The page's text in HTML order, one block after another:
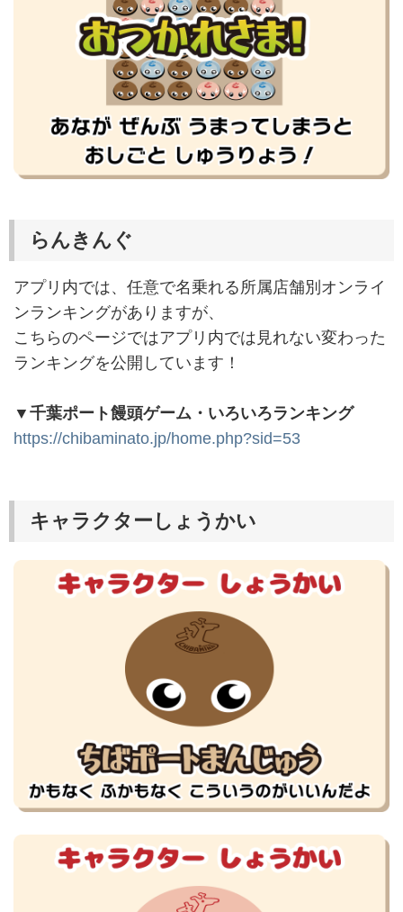
らんきんぐ
アプリ内では、任意で名乗れる所属店舗別オンライ
ンランキングがありますが、
こちらのページではアプリ内では見れない変わった
ランキングを公開しています！
▼千葉ポート饅頭ゲーム・いろいろランキング
https://chibaminato.jp/home.php?sid=53
キャラクターしょうかい